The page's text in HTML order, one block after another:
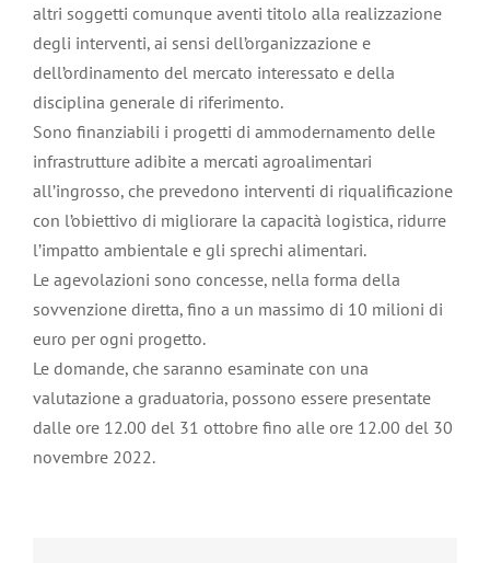
altri soggetti comunque aventi titolo alla realizzazione
degli interventi, ai sensi dell’organizzazione e
dell’ordinamento del mercato interessato e della
disciplina generale di riferimento.
Sono finanziabili i progetti di ammodernamento delle
infrastrutture adibite a mercati agroalimentari
all’ingrosso, che prevedono interventi di riqualificazione
con l’obiettivo di migliorare la capacità logistica, ridurre
l’impatto ambientale e gli sprechi alimentari.
Le agevolazioni sono concesse, nella forma della
sovvenzione diretta, fino a un massimo di 10 milioni di
euro per ogni progetto.
Le domande, che saranno esaminate con una
valutazione a graduatoria, possono essere presentate
dalle ore 12.00 del 31 ottobre fino alle ore 12.00 del 30
novembre 2022.